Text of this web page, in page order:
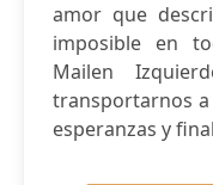
amor que
imposible en
Mailen
transportarnos
esperanzas y